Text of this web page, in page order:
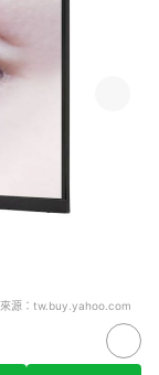
來源： tw.buy.yahoo.com